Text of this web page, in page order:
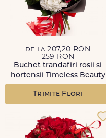
de la 207,20 RON
259 RON
Buchet trandafiri rosii si
hortensii Timeless Beauty
Trimite Flori